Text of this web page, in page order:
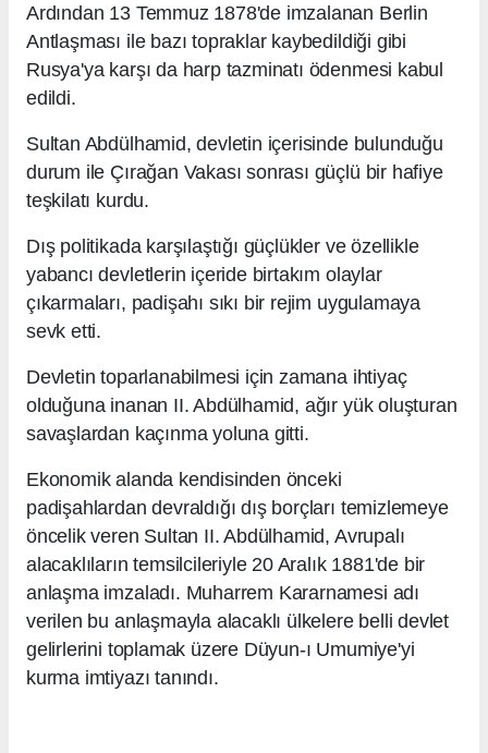
Ardından 13 Temmuz 1878'de imzalanan Berlin
Antlaşması ile bazı topraklar kaybedildiği gibi
Rusya'ya karşı da harp tazminatı ödenmesi kabul
edildi.
Sultan Abdülhamid, devletin içerisinde bulunduğu
durum ile Çırağan Vakası sonrası güçlü bir hafiye
teşkilatı kurdu.
Dış politikada karşılaştığı güçlükler ve özellikle
yabancı devletlerin içeride birtakım olaylar
çıkarmaları, padişahı sıkı bir rejim uygulamaya
sevk etti.
Devletin toparlanabilmesi için zamana ihtiyaç
olduğuna inanan II. Abdülhamid, ağır yük oluşturan
savaşlardan kaçınma yoluna gitti.
Ekonomik alanda kendisinden önceki
padişahlardan devraldığı dış borçları temizlemeye
öncelik veren Sultan II. Abdülhamid, Avrupalı
alacaklıların temsilcileriyle 20 Aralık 1881'de bir
anlaşma imzaladı. Muharrem Kararnamesi adı
verilen bu anlaşmayla alacaklı ülkelere belli devlet
gelirlerini toplamak üzere Düyun-ı Umumiye'yi
kurma imtiyazı tanındı.